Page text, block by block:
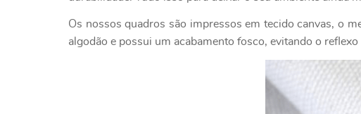
Os nossos quadros são impressos em tecido canvas, o
algodão e possui um acabamento fosco, evitando o